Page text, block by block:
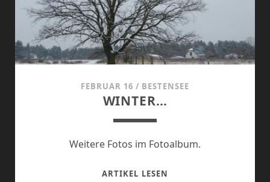
FEBRUAR 16 / BESTENSEE
WINTER…
Weitere Fotos im Fotoalbum.
ARTIKEL LESEN